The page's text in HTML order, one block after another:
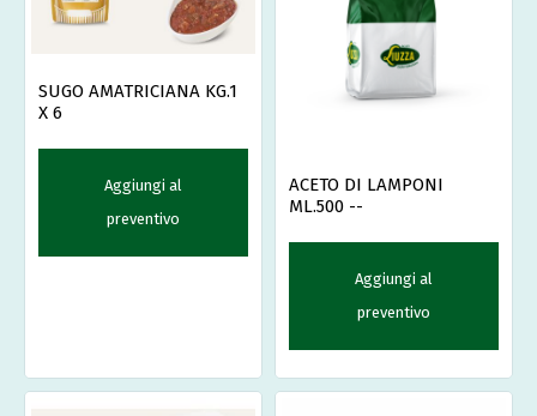
SUGO AMATRICIANA KG.1
X 6
Aggiungi al
preventivo
ACETO DI LAMPONI
ML.500 --
Aggiungi al
preventivo